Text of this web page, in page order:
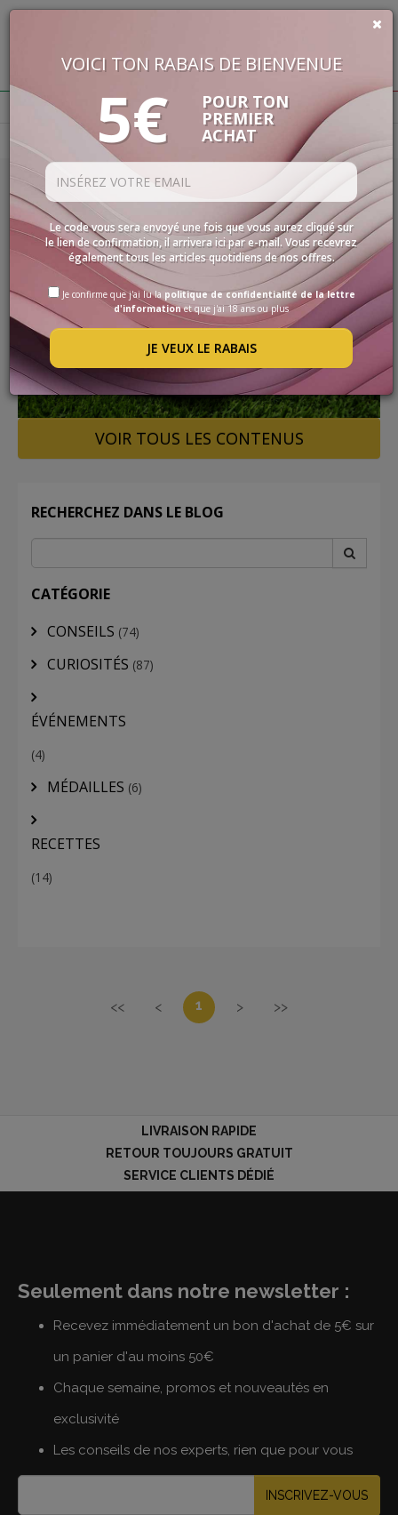
€
LES
SPÉCIALITÉS
SÉLECTIONS
ACCESSOIRES
PROMOS
PROMOTIONS
BLOG
Actualité
01/06/2021
PLACE AUX CHAMPIONS
LISEZ TOUT
VOIR TOUS LES CONTENUS
RECHERCHEZ DANS LE BLOG
CATÉGORIE
CONSEILS (74)
CURIOSITÉS (87)
ÉVÉNEMENTS
(4)
MÉDAILLES (6)
RECETTES
(14)
<< < 1 > >>
LIVRAISON RAPIDE
RETOUR TOUJOURS GRATUIT
SERVICE CLIENTS DÉDIÉ
Seulement dans notre newsletter :
Recevez immédiatement un bon d'achat de 5€ sur
un panier d'au moins 50€
Chaque semaine, promos et nouveautés en
exclusivité
Les conseils de nos experts, rien que pour vous
INSCRIVEZ-VOUS
VOICI TON RABAIS DE BIENVENUE
5€ POUR TON
PREMIER
ACHAT
Le code vous sera envoyé une fois que vous aurez cliqué sur
le lien de confirmation, il arrivera ici par e-mail. Vous recevrez
également tous les articles quotidiens de nos offres.
Je confirme que j'ai lu la politique de confidentialité de la lettre
d'informationet que j'ai 18 ans ou plus
JE VEUX LE RABAIS